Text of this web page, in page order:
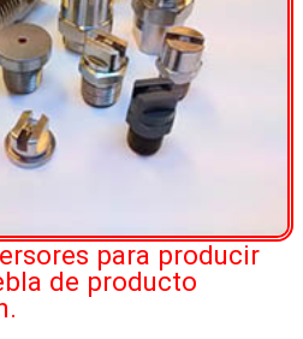
para producir
de producto